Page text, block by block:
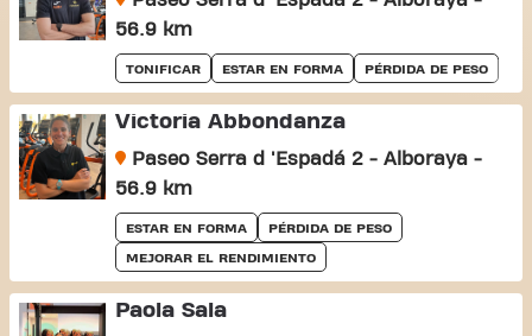
56.9 km
TONIFICAR ESTAR EN FORMA PÉRDIDA DE PESO
Victoria Abbondanza
Paseo Serra d 'Espadá 2 - Alboraya -
56.9 km
ESTAR EN FORMA PÉRDIDA DE PESO
MEJORAR EL RENDIMIENTO
Paola Sala